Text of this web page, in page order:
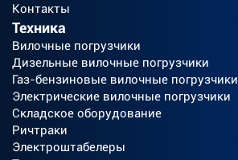
Контакты
Техника
Вилочные погрузчики
Дизельные вилочные погрузчики
Газ-бензиновые вилочные погрузчики
Электрические вилочные погрузчики
Складское оборудование
Ричтраки
Электроштабелеры